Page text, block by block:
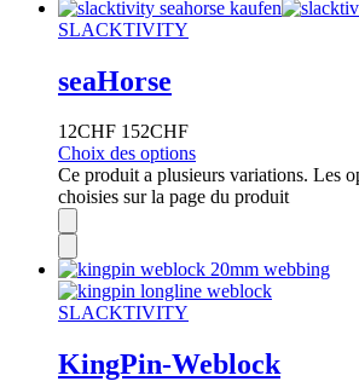
SLACKTIVITY
seaHorse
12CHF 152CHF
Choix des options
Ce produit a plusieurs variations. Les
choisies sur la page du produit
SLACKTIVITY
KingPin-Weblock